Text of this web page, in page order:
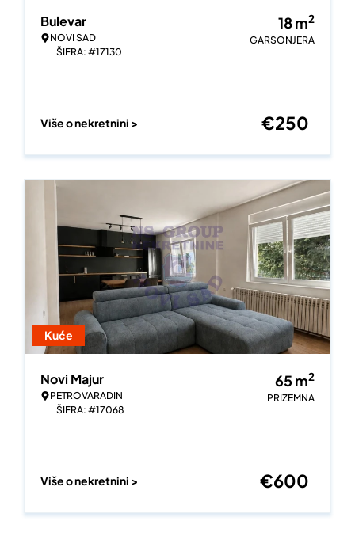
Bulevar
NOVI SAD
ŠIFRA: #17130
18m2
GARSONJERA
Više o nekretnini > €250
Kuće
Novi Majur
PETROVARADIN
ŠIFRA: #17068
65m2
PRIZEMNA
Više o nekretnini > €600